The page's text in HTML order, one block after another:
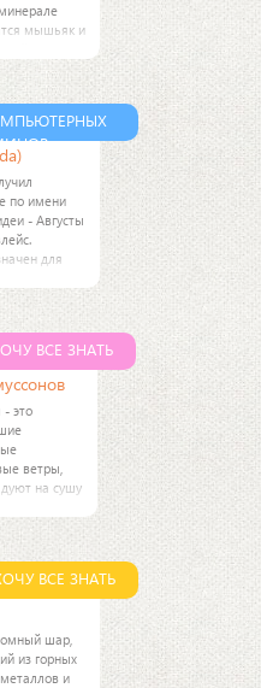
мышьяк и
его и
за ним
«кобальт».
по имени
- Августы
для
реального
для
ВСЕ ЗНАТЬ
это
ветры,
на сушу
климат
земли
Примерно
населения
в зонах
ВСЕ ЗНАТЬ
шар,
из горных
и